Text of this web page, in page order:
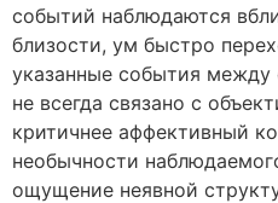
событий наблюдаются
близости, ум быстро
указанные события
не всегда связано с
критичнее аффективный
необычности
ощущение неявной